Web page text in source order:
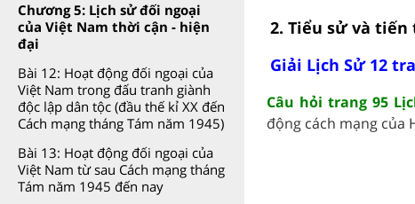
Chương 5: Lịch sử đối ngoại
của Việt Nam thời cận - hiện
đại
Bài 12: Hoạt động đối ngoại của
Việt Nam trong đấu tranh giành
độc lập dân tộc (đầu thế kỉ XX đến
Cách mạng tháng Tám năm 1945)
Bài 13: Hoạt động đối ngoại của
Việt Nam từ sau Cách mạng tháng
Tám năm 1945 đến nay
2. Tiểu sử và tiến
Giải Lịch Sử 12
Câu hỏi trang 95
động cách mạng của